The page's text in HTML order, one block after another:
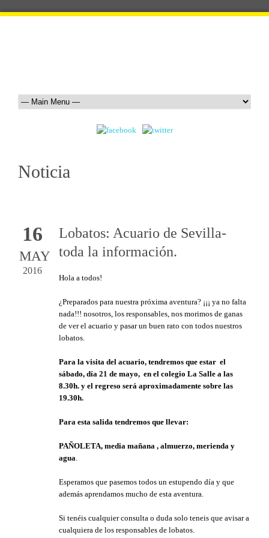
Noticia
16
MAY
2016
Lobatos: Acuario de Sevilla-
toda la información.
Hola a todos!
¿Preparados para nuestra próxima aventura? ¡¡¡ ya no falta
nada!!! nosotros, los responsables, nos morimos de ganas
de ver el acuario y pasar un buen rato con todos nuestros
lobatos.
Para la visita del acuario, tendremos que estar el
sábado, día 21 de mayo, en el colegio La Salle a las
8.30h. y el regreso será aproximadamente sobre las
19.30h.
Para esta salida tendremos que llevar:
PAÑOLETA, media mañana , almuerzo, merienda y
agua.
Esperamos que pasemos todos un estupendo día y que
además aprendamos mucho de esta aventura.
Si tenéis cualquier consulta o duda solo teneis que avisar a
cualquiera de los responsables de lobatos.